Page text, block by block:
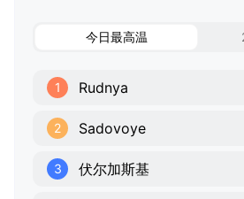
今日最高温
1 Rudnya
2 Sadovoye
3 伏尔加斯基